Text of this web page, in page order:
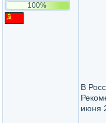
100%
В
июня